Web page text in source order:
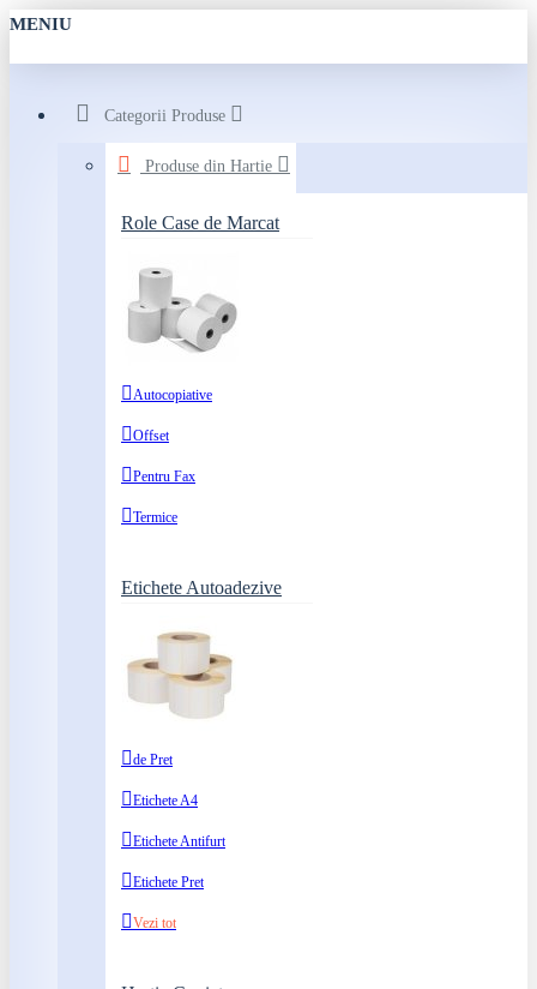
MENIU
Categorii Produse
Produse din Hartie
Role Case de Marcat
Autocopiative
Offset
Pentru Fax
Termice
Etichete Autoadezive
de Pret
Etichete A4
Etichete Antifurt
Etichete Pret
Vezi tot